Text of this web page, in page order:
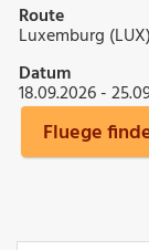
Route
Luxemburg
Datum
18.09.2026 -
Fluege